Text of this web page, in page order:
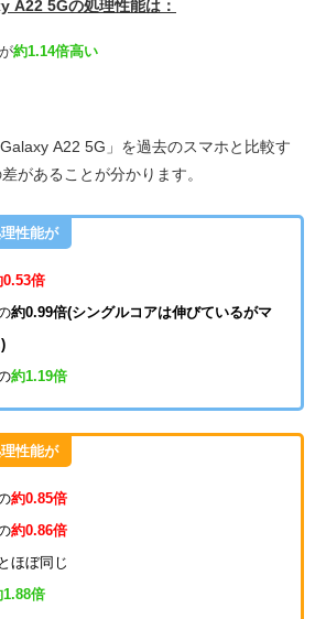
A22 5Gの処理性能は：
約1.14倍高い
A22 5G」を過去のスマホと比較す
があることが分かります。
性能が
0.53倍
約0.99倍(シングルコアは伸びているがマ
約1.19倍
性能が
約0.85倍
約0.86倍
ほぼ同じ
1.88倍